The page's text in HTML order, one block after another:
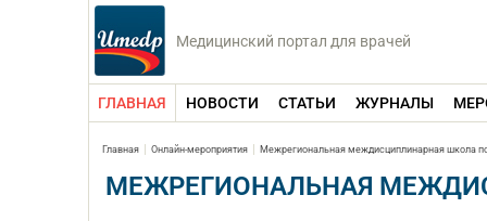
Медицинский портал для врачей
ГЛАВНАЯ НОВОСТИ СТАТЬИ ЖУРНАЛЫ
Главная Онлайн-мероприятия Межрегиональная междисциплинарная школа
МЕЖРЕГИОНАЛЬНАЯ